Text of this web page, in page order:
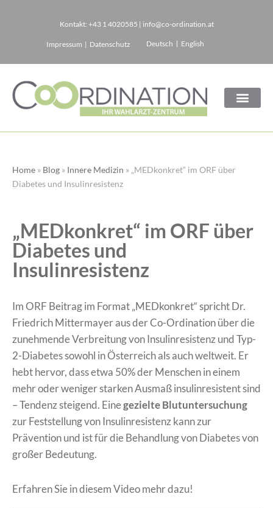
springen
Kontakt: +43 1 4020585 | info@co-ordination.at
Impressum | Datenschutz Deutsch English
Home » Blog » Innere Medizin » „MEDkonkret“ im ORF über
Diabetes und Insulinresistenz
„MEDkonkret“ im ORF über
Diabetes und
Insulinresistenz
Im ORF Beitrag im Format „MEDkonkret“ spricht Dr.
Friedrich Mittermayer aus der Co-Ordination über die
zunehmende Verbreitung von Insulinresistenz und Typ-
2-Diabetes sowohl in Österreich als auch weltweit. Er
hebt hervor, dass etwa 50% der Menschen in einem
mehr oder weniger starken Ausmaß insulinresistent sind
– Tendenz steigend. Einegezielte Blutuntersuchung
zur Feststellung von Insulinresistenz kann zur
Prävention und ist für die Behandlung von Diabetes von
großer Bedeutung.
Erfahren Sie in diesem Video mehr dazu!